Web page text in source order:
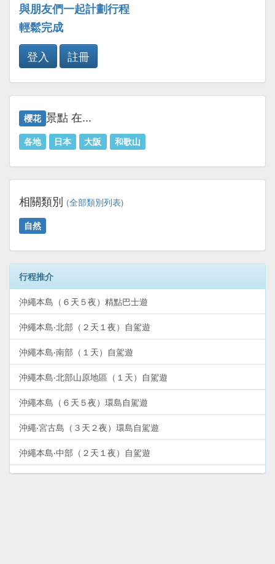
與朋友們一起計劃行程
輕鬆完成
登入
註冊
櫻花 景點 在...
各地 日本 大阪 和歌山
相關類別 (全部類別列表)
自然
行程推介
沖繩本島（６天５夜）精點巴士遊
沖繩本島‧北部（２天１夜）自駕遊
沖繩本島‧南部（１天）自駕遊
沖繩本島‧北部山原地區（１天）自駕遊
沖繩本島（６天５夜）環島自駕遊
沖繩‧宮古島（３天２夜）環島自駕遊
沖繩本島‧中部（２天１夜）自駕遊
沖繩‧那霸市中心（２天１夜）YuiRail二日券暢遊